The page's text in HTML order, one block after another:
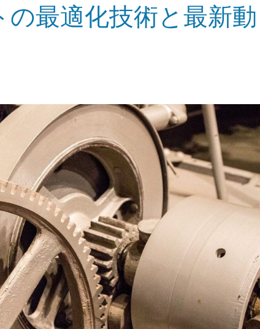
最適化技術と最新動